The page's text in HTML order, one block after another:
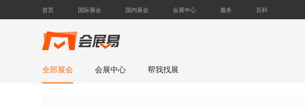
首页 国际展会 国内展会 会展中心 服务 百科
全部展会 会展中心 帮我找展